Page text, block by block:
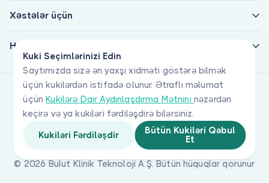
Kuki Seçimlərinizi Edin
Saytımızda sizə ən yaxşı xidməti göstərə bilmək
üçün kukilərdən istifadə olunur. Ətraflı məlumat
üçünKukilərə Dair Aydınlaşdırma Mətnini nəzərdən
keçirə və ya kukiləri fərdiləşdirə bilərsiniz.
Kukiləri Fərdiləşdir
Bütün Kukiləri Qəbul
Et
Xəstələr üçün
Həkimlər üçün
© 2026 Bulut Klinik Teknoloji A.Ş. Bütün hüquqlar qorunur